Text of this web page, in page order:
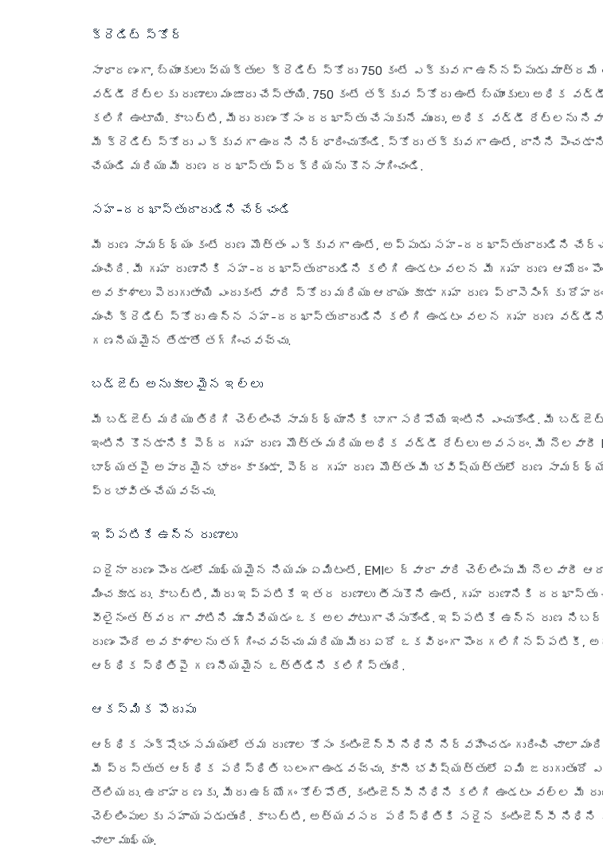
క్రెడిట్ స్కోర్
సాధారణంగా, బ్యాంకులు వ్యక్తుల క్రెడిట్ స్కోరు 750 కంటే ఎక్కువగా ఉన్నప్పుడు
వడ్డీ రేట్లకు రుణాలు మంజూరు చేస్తాయి. 750 కంటే తక్కువ స్కోరు ఉంటే బ్యాంకులు అధిక
కలిగి ఉంటాయి. కాబట్టి, మీరు రుణం కోసం దరఖాస్తు చేసుకునే ముందు, అధిక వడ్డీ రేట్లను
మీ క్రెడిట్ స్కోరు ఎక్కువగా ఉందని నిర్ధారించుకోండి. స్కోరు తక్కువగా ఉంటే, దానిని
చేయండి మరియు మీ రుణ దరఖాస్తు ప్రక్రియను కొనసాగించండి.
సహ-దరఖాస్తుదారుడిని చేర్చండి
మీ రుణ సామర్థ్యం కంటే రుణ మొత్తం ఎక్కువగా ఉంటే, అప్పుడు సహ-దరఖాస్తుదారుడిని
మంచిది. మీ గృహ రుణానికి సహ-దరఖాస్తుదారుడిని కలిగి ఉండటం వలన మీ గృహ రుణ ఆమోదం
అవకాశాలు పెరుగుతాయి ఎందుకంటే వారి స్కోరు మరియు ఆదాయం కూడా గృహ రుణ ప్రాసెసింగ్‌కు
మంచి క్రెడిట్ స్కోరు ఉన్న సహ-దరఖాస్తుదారుడిని కలిగి ఉండటం వలన గృహ రుణ వడ్డీని
గణనీయమైన తేడాతో తగ్గించవచ్చు.
బడ్జెట్ అనుకూలమైన ఇల్లు
మీ బడ్జెట్ మరియు తిరిగి చెల్లించే సామర్థ్యానికి బాగా సరిపోయే ఇంటిని ఎంచుకోండి. మీ
ఇంటిని కొనడానికి పెద్ద గృహ రుణ మొత్తం మరియు అధిక వడ్డీ రేట్లు అవసరం. మీ నెలవారీ
బాధ్యతపై అపారమైన భారం కాకుండా, పెద్ద గృహ రుణ మొత్తం మీ భవిష్యత్తులో రుణ
ప్రభావితం చేయవచ్చు.
ఇప్పటికే ఉన్న రుణాలు
ఏదైనా రుణం పొందడంలో ముఖ్యమైన నియమం ఏమిటంటే, EMIల ద్వారా వారి చెల్లింపు మీ నెలవారీ
మించకూడదు. కాబట్టి, మీరు ఇప్పటికే ఇతర రుణాలు తీసుకొని ఉంటే, గృహ రుణానికి దరఖాస్తు
వీలైనంత త్వరగా వాటిని మూసివేయడం ఒక అలవాటుగా చేసుకోండి. ఇప్పటికే ఉన్న రుణ
రుణం పొందే అవకాశాలను తగ్గించవచ్చు మరియు మీరు ఏదో ఒకవిధంగా పొందగలిగినప్పటికీ,
ఆర్థిక స్థితిపై గణనీయమైన ఒత్తిడిని కలిగిస్తుంది.
ఆకస్మిక పొదుపు
ఆర్థిక సంక్షోభం సమయంలో తమ రుణాల కోసం కంటింజెన్సీ నిధిని నిర్వహించడం గురించి చాలా
మీ ప్రస్తుత ఆర్థిక పరిస్థితి బలంగా ఉండవచ్చు, కానీ భవిష్యత్తులో ఏమి జరుగుతుందో
తెలియదు. ఉదాహరణకు, మీరు ఉద్యోగం కోల్పోతే, కంటింజెన్సీ నిధిని కలిగి ఉండటం వల్ల మీ
చెల్లింపులకు సహాయపడుతుంది. కాబట్టి, అత్యవసర పరిస్థితికి సరైన కంటింజెన్సీ నిధిని
చాలా ముఖ్యం.